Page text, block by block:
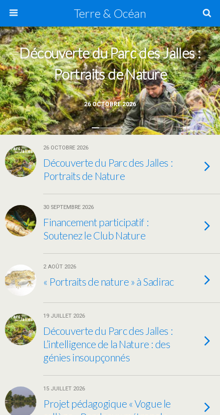
Terre & Océan
26 OCTOBRE 2026
Découverte du Parc des Jalles :
Portraits de Nature
26 OCTOBRE 2026
Découverte du Parc des Jalles :
Portraits de Nature
30 SEPTEMBRE 2026
Financement participatif :
Soutenez le Club Nature
2 AOÛT 2026
« Portraits de nature » à Sadirac
19 JUILLET 2026
Découverte du Parc des Jalles :
L’intelligence de la Nature : des
génies insoupçonnés
15 JUILLET 2026
Projet pédagogique « Vogue le